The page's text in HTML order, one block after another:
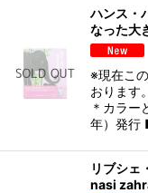
ハンス・
なった大
※現在こ
おります
＊カラ
年）発行
リブシェ
nasi